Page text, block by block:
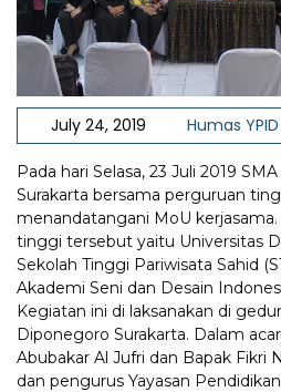
July 24, 2019 Humas YPID
Pada hari Selasa, 23 Juli 2019
Surakarta bersama perguruan
menandatangani MoU
tinggi tersebut yaitu Universitas
Sekolah Tinggi Pariwisata Sahid
Akademi Seni dan Desain
Kegiatan ini di laksanakan di
Diponegoro Surakarta. Dalam
Abubakar Al Jufri dan Bapak Fikri
dan pengurus Yayasan